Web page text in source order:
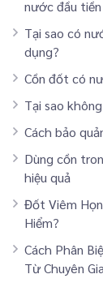
nước đầu
Tại sao có
dụng?
Cồn đốt có
Tại sao
Cách bảo
Dùng cồn
hiệu quả
Đốt Viêm
Hiểm?
Cách Phân
Từ Chuyên Gia